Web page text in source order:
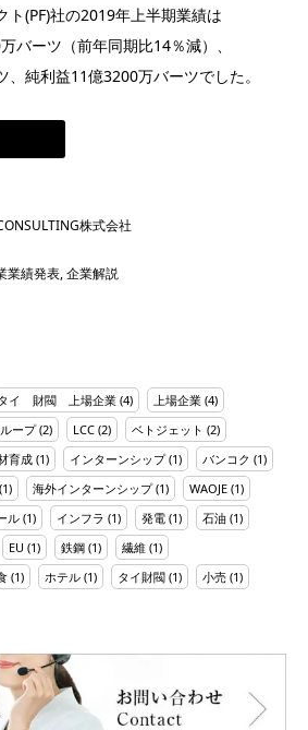
ト(PF)社の2019年上半期業績は
バーツ（前年同期比14％減）、
純利益11億3200万バーツでした。
株式会社
業績発表,企業解説
イ 財閥 上場企業 (4) 上場企業 (4)
ープ(2) LCC (2) ベトジェット (2)
育成 (1) インターンシップ(1) バンコク (1)
(1) 海外インターンシップ(1) WAOJE (1)
ル (1) インフラ (1) 発電 (1) 石油 (1)
EU (1) 鉄鋼 (1) 繊維 (1)
(1) ホテル (1) タイ財閥 (1) 小売 (1)